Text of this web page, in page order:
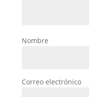
Nombre
Correo electrónico